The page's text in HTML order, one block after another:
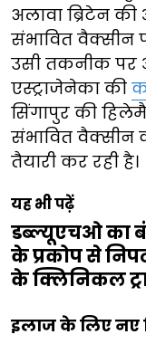
अलावा ब्रिटेन
संभावित वैक्सीन
उसी तकनीक पर
एस्ट्राजेनेका की
सिंगापुर की
संभावित वैक्सीन
तैयारी कर रही है।
यह भी पढ़ें
डब्ल्यूएचओ का
के प्रकोप से
के क्लिनिकल
इलाज के लिए नए